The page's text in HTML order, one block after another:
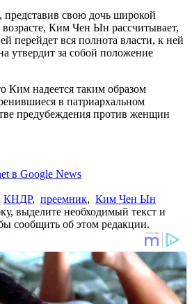
свою дочь широкой
Ким Чен Ын рассчитывает,
перейдет вся полнота власти, к ней
утвердит за собой положение
Ким надеется таким образом
в патриархальном
предубеждения против женщин
в Google News
КНДР, преемник, Ким Чен Ын
выделите необходимый текст и
сообщить об этом редакции.